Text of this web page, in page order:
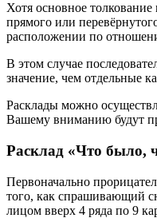
Хотя основное толкование
прямого или
расположении по
В этом случае
значение, чем отдельные
Расклады можно
Вашему вниманию будут
Расклад «Что было,
Первоначально
того, как спрашивающий
лицом вверх 4 ряда по 9